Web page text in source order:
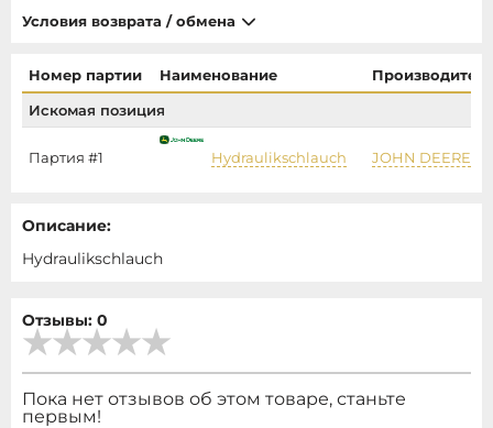
Условия возврата / обмена
Номер партии Наименование
Искомая позиция
Партия #1 Hydraulikschlauch JOHN DEERE
Описание:
Hydraulikschlauch
Отзывы: 0
Пока нет отзывов об этом товаре, станьте
первым!